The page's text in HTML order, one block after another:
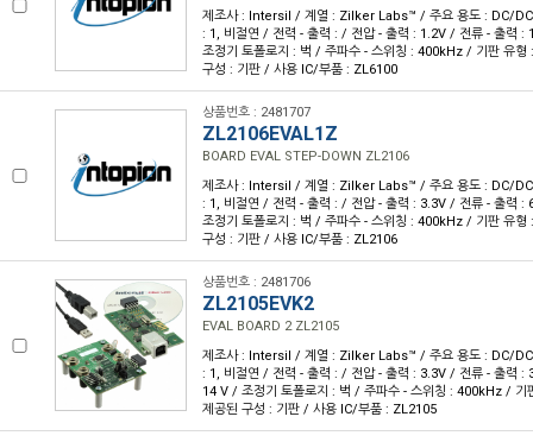
제조사 : Intersil / 계열 : Zilker Labs™ / 주요 용도 : DC/
: 1, 비절연 / 전력 - 출력 : / 전압 - 출력 : 1.2V / 전류 - 출력 :
조정기 토폴로지 : 벅 / 주파수 - 스위칭 : 400kHz / 기판 유형
구성 : 기판 / 사용 IC/부품 : ZL6100
상품번호 : 2481707
ZL2106EVAL1Z
BOARD EVAL STEP-DOWN ZL2106
제조사 : Intersil / 계열 : Zilker Labs™ / 주요 용도 : DC/
: 1, 비절연 / 전력 - 출력 : / 전압 - 출력 : 3.3V / 전류 - 출력 :
조정기 토폴로지 : 벅 / 주파수 - 스위칭 : 400kHz / 기판 유형
구성 : 기판 / 사용 IC/부품 : ZL2106
상품번호 : 2481706
ZL2105EVK2
EVAL BOARD 2 ZL2105
제조사 : Intersil / 계열 : Zilker Labs™ / 주요 용도 : DC/
: 1, 비절연 / 전력 - 출력 : / 전압 - 출력 : 3.3V / 전류 - 출력 :
14 V / 조정기 토폴로지 : 벅 / 주파수 - 스위칭 : 400kHz / 기
제공된 구성 : 기판 / 사용 IC/부품 : ZL2105